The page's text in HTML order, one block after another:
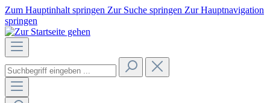
Zum Hauptinhalt springen Zur Suche springen Zur Hauptnavigation
springen